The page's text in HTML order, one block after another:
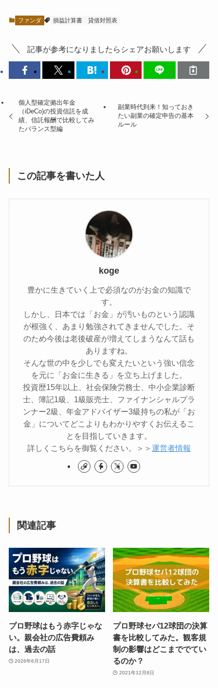
ファンダ 損益計算書 貸借対照表
記事が参考になりましたらシェアお願いします
個人型確定拠出年金
（iDeCo)の投資信託を成
績、信託報酬で比較してみ
たバランス型編
副業時代到来！知っておき
たい副業の確定申告の基本
ルール
この記事を書いた人
koge
豊かに生きていく上で必須なのがお金の知識で
す。
しかし、日本では「お金」が汚いものという認識
が根強く、あまり勉強されてきませんでした。そ
のため今後は老後破産が増えてしまうなんて話も
ありますね。
そんな世の中を少しでも変えたいという強い信念
を元に「お金に生きる」を立ち上げました。
投資歴15年以上、社会保険労務士、中小企業診断
士、簿記1級、1級販売士、ファイナンシャルプラ
ンナー2級、年金アドバイザー3級持ちの私が「お
金」についてどこよりもわかりやすくお伝えるこ
とを目指していきます。
詳しくこちらを御覧ください。＞＞ 運営者情報
関連記事
プロ野球はもう赤字じゃな
い。親会社の広告費頼み
は、過去の話
2026年6月17日
プロ野球セパ12球団の決算
書を比較してみた。観客規
制の影響はどこまででてい
るのか？
2021年12月8日